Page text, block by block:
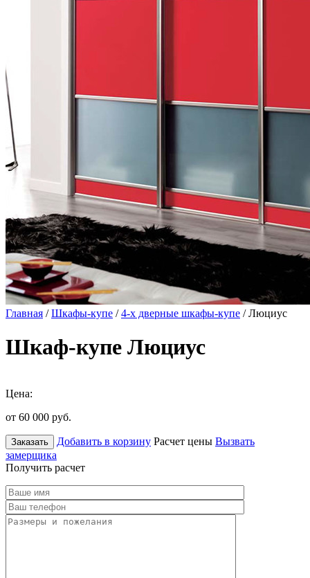
Главная /Шкафы-купе /4-х дверные шкафы-купе / Люциус
Шкаф-купе Люциус
Цена:
от 60 000 руб.
Заказать Добавить в корзину Расчет цены Вызвать
замерщика
Получить расчет